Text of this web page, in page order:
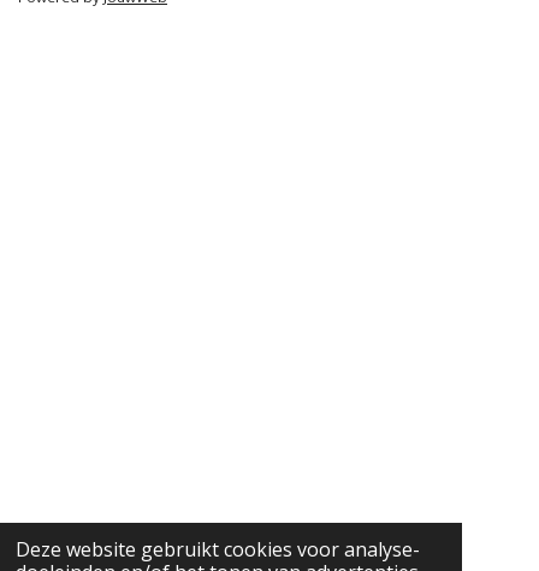
Deze website gebruikt cookies voor analyse-